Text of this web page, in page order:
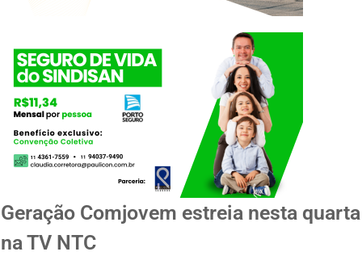
Geração Comjovem estreia nesta quarta
na TV NTC